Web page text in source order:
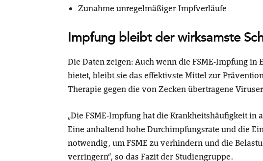
Zunahme unregelmäßiger Impfverläufe
Impfung bleibt der wirksamste
Die Daten zeigen: Auch wenn die FSME-Impfung
bietet, bleibt sie das effektivste Mittel zur
Therapie gegen die von Zecken übertragene
„Die FSME-Impfung hat die Krankheitshäufigkeit
Eine anhaltend hohe Durchimpfungsrate und die
notwendig, um FSME zu verhindern und die
verringern“, so das Fazit der Studiengruppe.